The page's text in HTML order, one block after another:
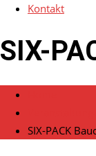
Kontakt
SIX-
SIX-PACK